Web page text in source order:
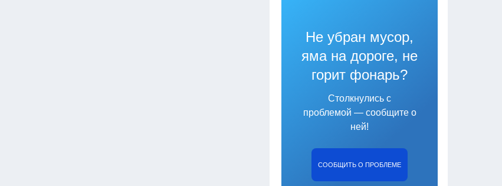
Не убран мусор,
яма на дороге, не
горит фонарь?
Столкнулись с
проблемой — сообщите о
ней!
СООБЩИТЬ О ПРОБЛЕМЕ